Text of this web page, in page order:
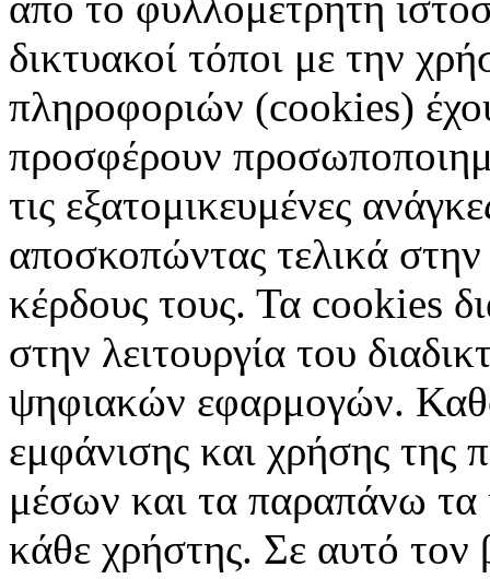
δικτυακοί τόποι με την
πληροφοριών (cookies)
προσφέρουν
τις εξατομικευμένες
αποσκοπώντας τελικά
κέρδους τους. Τα cookies
στην λειτουργία του
ψηφιακών εφαρμογών.
εμφάνισης και χρήσης της
μέσων και τα παραπάνω τα
κάθε χρήστης. Σε αυτό